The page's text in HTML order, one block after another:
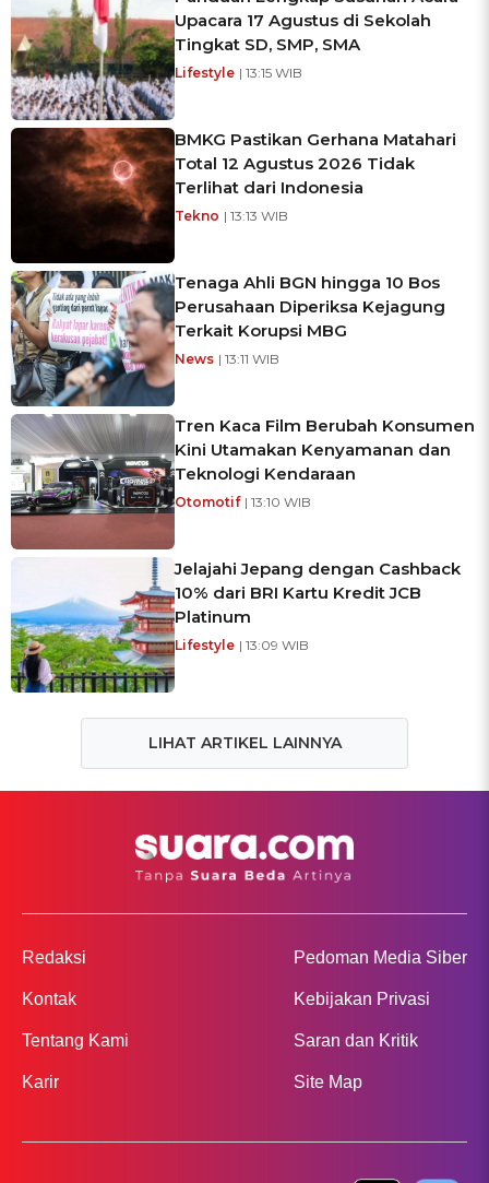
Upacara 17 Agustus di Sekolah
Tingkat SD, SMP, SMA
Lifestyle | 13:15 WIB
BMKG Pastikan Gerhana Matahari
Total 12 Agustus 2026 Tidak
Terlihat dari Indonesia
Tekno | 13:13 WIB
Tenaga Ahli BGN hingga 10 Bos
Perusahaan Diperiksa Kejagung
Terkait Korupsi MBG
News | 13:11 WIB
Tren Kaca Film Berubah Konsumen
Kini Utamakan Kenyamanan dan
Teknologi Kendaraan
Otomotif | 13:10 WIB
Jelajahi Jepang dengan Cashback
10% dari BRI Kartu Kredit JCB
Platinum
Lifestyle | 13:09 WIB
LIHAT ARTIKEL LAINNYA
Redaksi
Kontak
Tentang Kami
Karir
Pedoman Media Siber
Kebijakan Privasi
Saran dan Kritik
Site Map